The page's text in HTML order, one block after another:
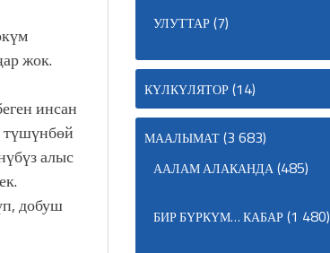
жок.
инсан
түшүнбөй
алыс
добуш
УЛУТТАР(7)
КҮЛКҮЛЯТОР(14)
МААЛЫМАТ(3 683)
ААЛАМ АЛАКАНДА(485)
БИР БҮРКҮМ… КАБАР(1 480)